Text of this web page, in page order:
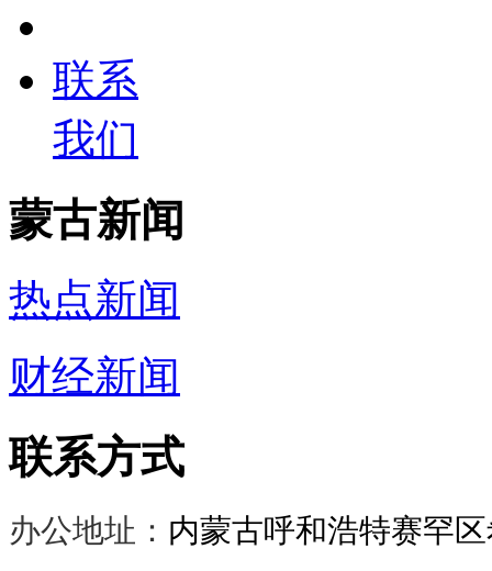
联系
我们
蒙古新闻
热点新闻
财经新闻
联系方式
办公地址： 内蒙古呼和浩特赛罕